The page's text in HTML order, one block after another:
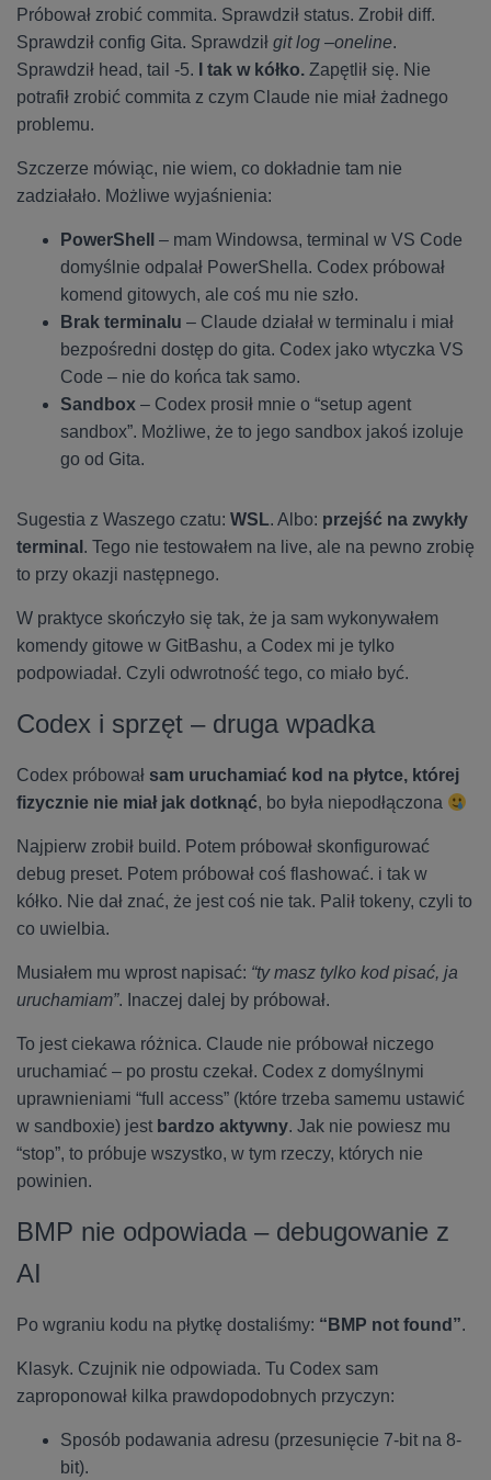
Próbował zrobić commita. Sprawdził status. Zrobił diff.
Sprawdził config Gita. Sprawdził git log –oneline.
Sprawdził head, tail -5.
I tak w kółko. Zapętlił się. Nie
potrafił zrobić commita z czym Claude nie miał żadnego
problemu.
Szczerze mówiąc, nie wiem, co dokładnie tam nie
zadziałało. Możliwe wyjaśnienia:
PowerShell
– mam Windowsa, terminal w VS Code
domyślnie odpalał PowerShella. Codex próbował
komend gitowych, ale coś mu nie szło.
Brak terminalu – Claude działał w terminalu i miał
bezpośredni dostęp do gita. Codex jako wtyczka VS
Code – nie do końca tak samo.
Sandbox – Codex prosił mnie o “setup agent
sandbox”. Możliwe, że to jego sandbox jakoś izoluje
go od Gita.
Sugestia z Waszego czatu: WSL. Albo: przejść na zwykły
terminal . Tego nie testowałem na live, ale na pewno zrobię
to przy okazji następnego.
W praktyce skończyło się tak, że ja sam wykonywałem
komendy gitowe w GitBashu, a Codex mi je tylko
podpowiadał. Czyli odwrotność tego, co miało być.
Codex i sprzęt – druga wpadka
Codex próbował sam uruchamiać kod na płytce, której
fizycznie nie miał jak dotknąć, bo była niepodłączona
Najpierw zrobił build. Potem próbował skonfigurować
debug preset. Potem próbował coś flashować. i tak w
kółko. Nie dał znać, że jest coś nie tak. Palił tokeny, czyli to
co uwielbia.
Musiałem mu wprost napisać: “ty masz tylko kod pisać, ja
uruchamiam”. Inaczej dalej by próbował.
To jest ciekawa różnica. Claude nie próbował niczego
uruchamiać – po prostu czekał. Codex z domyślnymi
uprawnieniami “full access” (które trzeba samemu ustawić
w sandboxie) jest bardzo aktywny. Jak nie powiesz mu
“stop”, to próbuje wszystko, w tym rzeczy, których nie
powinien.
BMP nie odpowiada – debugowanie z
AI
Po wgraniu kodu na płytkę dostaliśmy: “BMP not found”.
Klasyk. Czujnik nie odpowiada. Tu Codex sam
zaproponował kilka prawdopodobnych przyczyn:
Sposób podawania adresu (przesunięcie 7-bit na 8-
bit).